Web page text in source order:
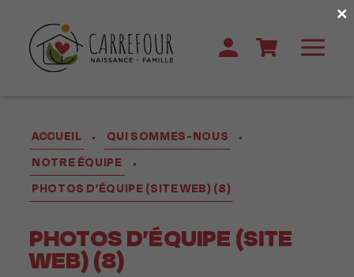
ACCUEIL • QUI SOMMES-NOUS
•
NOTRE ÉQUIPE
•
PHOTOS D’ÉQUIPE (SITE WEB) (8)
PHOTOS D’ÉQUIPE (SITE
WEB) (8)
×